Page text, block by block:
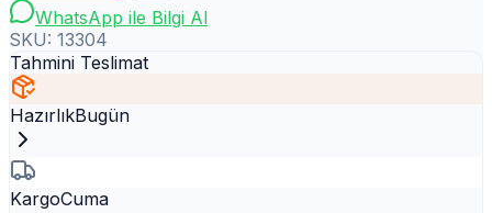
WhatsApp ile Bilgi Al
SKU: 13304
Tahmini Teslimat
HazırlıkBugün
KargoCuma